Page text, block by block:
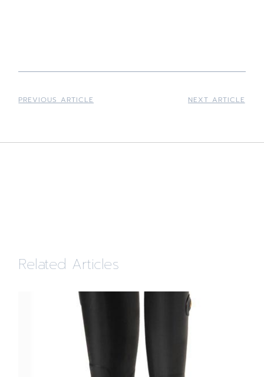
PREVIOUS ARTICLE NEXT ARTICLE
Related Articles